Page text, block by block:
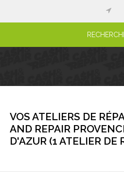
VOS ATELIERS DE
AND REPAIR
D'AZUR (1 ATELIER DE